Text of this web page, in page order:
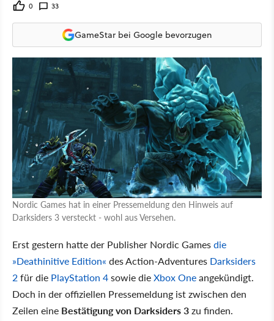
0 33
GameStar bei Google bevorzugen
Nordic Games hat in einer Pressemeldung den Hinweis auf
Darksiders 3 versteckt - wohl aus Versehen.
Erst gestern hatte der Publisher Nordic Gamesdie
»Deathinitive Edition« des Action-Adventures Darksiders
2für die PlayStation 4sowie dieXbox Oneangekündigt.
Doch in der offiziellen Pressemeldung ist zwischen den
Zeilen eine Bestätigung von Darksiders 3zu finden.